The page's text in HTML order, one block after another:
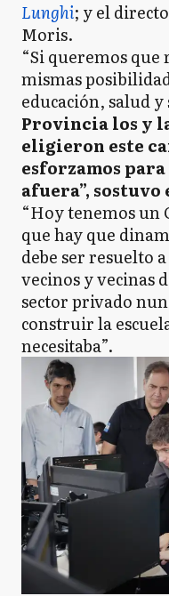
Lunghi; y el
Moris.
“Si queremos
mismas
educación, salud
Provincia los y
eligieron este
esforzamos
afuera”,
“Hoy tenemos un
que hay que
debe ser resuelto
vecinos y vecinas
sector privado
construir la
necesitaba”.